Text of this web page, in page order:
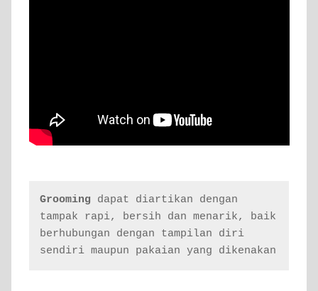
Grooming dapat diartikan dengan
tampak rapi, bersih dan menarik, baik
berhubungan dengan tampilan diri
sendiri maupun pakaian yang dikenakan